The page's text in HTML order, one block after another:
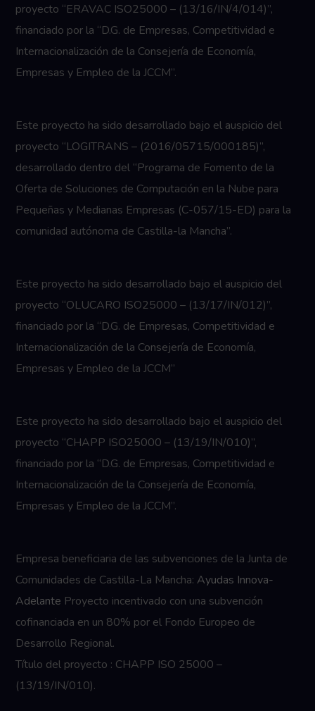
proyecto “ERAVAC ISO25000 – (13/16/IN/4/014)”,
financiado por la “D.G. de Empresas, Competitividad e
Internacionalización de la Consejería de Economía,
Empresas y Empleo de la JCCM”.
Este proyecto ha sido desarrollado bajo el auspicio del
proyecto “LOGITRANS – (2016/05715/000185)”,
desarrollado dentro del “Programa de Fomento de la
Oferta de Soluciones de Computación en la Nube para
Pequeñas y Medianas Empresas (C-057/15-ED) para la
comunidad autónoma de Castilla-la Mancha”.
Este proyecto ha sido desarrollado bajo el auspicio del
proyecto “OLUCARO ISO25000 – (13/17/IN/012)”,
financiado por la “D.G. de Empresas, Competitividad e
Internacionalización de la Consejería de Economía,
Empresas y Empleo de la JCCM”
Este proyecto ha sido desarrollado bajo el auspicio del
proyecto “CHAPP ISO25000 – (13/19/IN/010)”,
financiado por la “D.G. de Empresas, Competitividad e
Internacionalización de la Consejería de Economía,
Empresas y Empleo de la JCCM”.
Empresa beneficiaria de las subvenciones de la Junta de
Comunidades de Castilla-La Mancha:Ayudas Innova-
Adelante Proyecto incentivado con una subvención
cofinanciada en un 80% por el Fondo Europeo de
Desarrollo Regional.
Título del proyecto : CHAPP ISO 25000 –
(13/19/IN/010).